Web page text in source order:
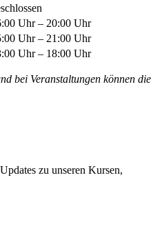
Uhr – 20:00 Uhr
Uhr – 21:00 Uhr
Uhr – 18:00 Uhr
bei Veranstaltungen können die
zu unseren Kursen,